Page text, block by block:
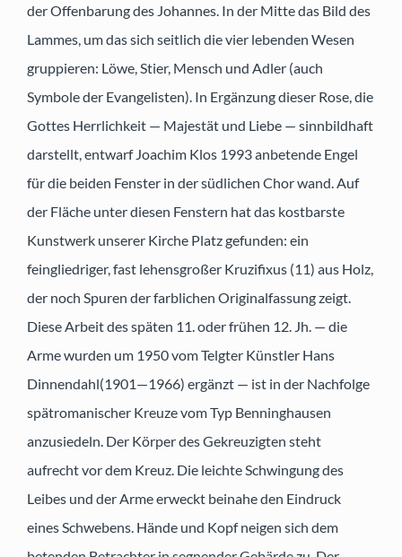
der Offenbarung des Johannes. In der Mitte das Bild des
Lammes, um das sich seitlich die vier lebenden Wesen
gruppieren: Löwe, Stier, Mensch und Adler (auch
Symbole der Evangelisten). In Ergänzung dieser Rose, die
Gottes Herrlichkeit — Majestät und Liebe — sinnbildhaft
darstellt, entwarf Joachim Klos 1993 anbetende Engel
für die beiden Fenster in der südlichen Chor wand. Auf
der Fläche unter diesen Fenstern hat das kostbarste
Kunstwerk unserer Kirche Platz gefunden: ein
feingliedriger, fast lehensgroßer Kruzifixus (11) aus Holz,
der noch Spuren der farblichen Originalfassung zeigt.
Diese Arbeit des späten 11. oder frühen 12. Jh. — die
Arme wurden um 1950 vom Telgter Künstler Hans
Dinnendahl(1901—1966) ergänzt — ist in der Nachfolge
spätromanischer Kreuze vom Typ Benninghausen
anzusiedeln. Der Körper des Gekreuzigten steht
aufrecht vor dem Kreuz. Die leichte Schwingung des
Leibes und der Arme erweckt beinahe den Eindruck
eines Schwebens. Hände und Kopf neigen sich dem